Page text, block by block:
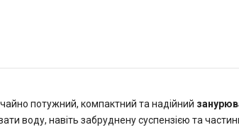
потужний, компактний та надійний
воду, навіть забруднену суспензією та